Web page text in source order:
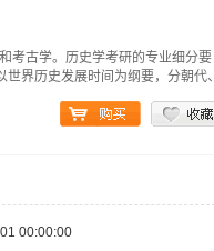
考古学。历史学考研的专业细分要
界历史发展时间为纲要，分朝代、
00:00:00